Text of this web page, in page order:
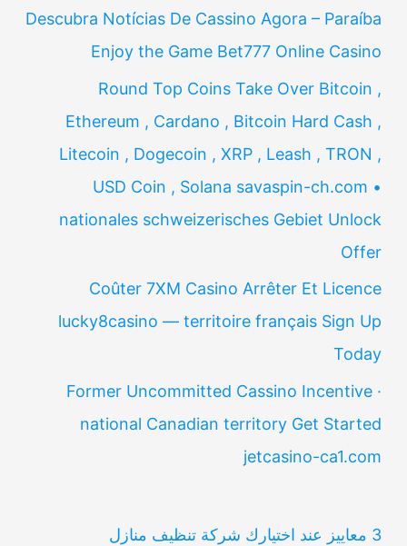
Descubra Notícias De Cassino Agora – Paraíba
Enjoy the Game Bet777 Online Casino
Round Top Coins Take Over Bitcoin ,
Ethereum , Cardano , Bitcoin Hard Cash ,
Litecoin , Dogecoin , XRP , Leash , TRON ,
USD Coin , Solana savaspin-ch.com •
nationales schweizerisches Gebiet Unlock
Offer
Coûter 7XM Casino Arrêter Et Licence
lucky8casino — territoire français Sign Up
Today
Former Uncommitted Cassino Incentive ·
national Canadian territory Get Started
jetcasino-ca1.com
3 معاييز عند اختيارك شركة تنظيف منازل